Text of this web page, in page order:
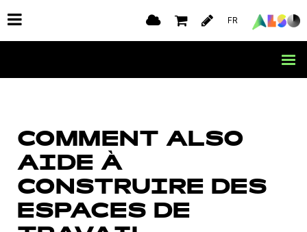
FR
COMMENT ALSO
AIDE À
CONSTRUIRE DES
ESPACES DE